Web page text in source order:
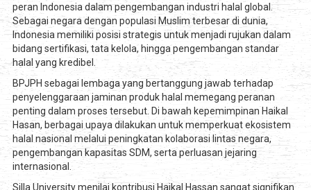
peran Indonesia dalam pengembangan industri halal global.
Sebagai negara dengan populasi Muslim terbesar di dunia,
Indonesia memiliki posisi strategis untuk menjadi rujukan dalam
bidang sertifikasi, tata kelola, hingga pengembangan standar
halal yang kredibel.
BPJPH sebagai lembaga yang bertanggung jawab terhadap
penyelenggaraan jaminan produk halal memegang peranan
penting dalam proses tersebut. Di bawah kepemimpinan Haikal
Hasan, berbagai upaya dilakukan untuk memperkuat ekosistem
halal nasional melalui peningkatan kolaborasi lintas negara,
pengembangan kapasitas SDM, serta perluasan jejaring
internasional.
Silla University menilai kontribusi Haikal Hassan sangat signifikan